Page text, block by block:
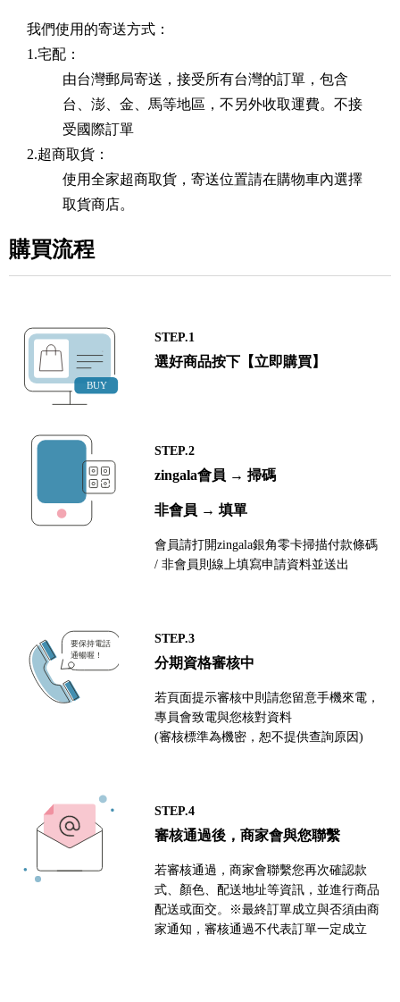
我們使用的寄送方式：
1.宅配：
由台灣郵局寄送，接受所有台灣的訂單，包含
台、澎、金、馬等地區，不另外收取運費。不接
受國際訂單
2.超商取貨：
使用全家超商取貨，寄送位置請在購物車內選擇
取貨商店。
購買流程
STEP.1
選好商品按下【立即購買】
STEP.2
zingala會員 → 掃碼
非會員 → 填單
會員請打開zingala銀角零卡掃描付款條碼
/ 非會員則線上填寫申請資料並送出
STEP.3
分期資格審核中
若頁面提示審核中則請您留意手機來電，
專員會致電與您核對資料
(審核標準為機密，恕不提供查詢原因)
STEP.4
審核通過後，商家會與您聯繫
若審核通過，商家會聯繫您再次確認款
式、顏色、配送地址等資訊，並進行商品
配送或面交。※最終訂單成立與否須由商
家通知，審核通過不代表訂單一定成立